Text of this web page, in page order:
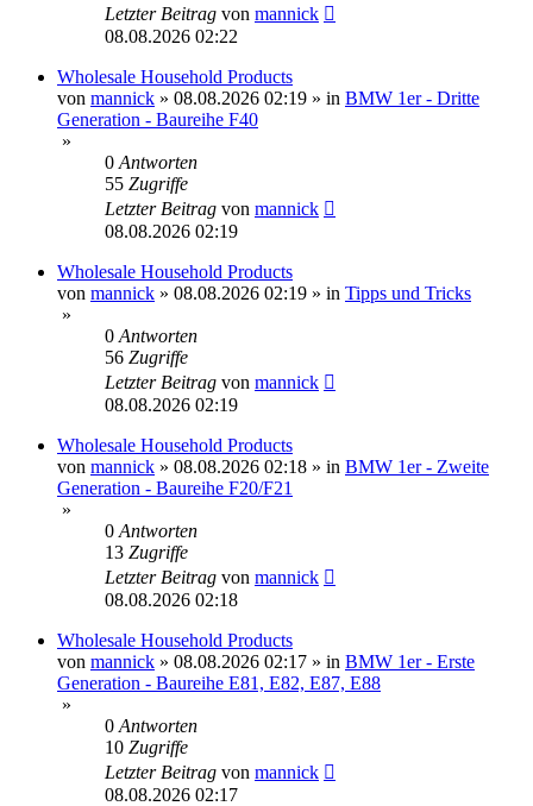
Letzter Beitrag von mannick
08.08.2026 02:22
Wholesale Household Products
von mannick » 08.08.2026 02:19 » in BMW 1er - Dritte
Generation - Baureihe F40
»
0 Antworten
55 Zugriffe
Letzter Beitrag von mannick
08.08.2026 02:19
Wholesale Household Products
von mannick » 08.08.2026 02:19 » in Tipps und Tricks
»
0 Antworten
56 Zugriffe
Letzter Beitrag von mannick
08.08.2026 02:19
Wholesale Household Products
von mannick » 08.08.2026 02:18 » in BMW 1er - Zweite
Generation - Baureihe F20/F21
»
0 Antworten
13 Zugriffe
Letzter Beitrag von mannick
08.08.2026 02:18
Wholesale Household Products
von mannick » 08.08.2026 02:17 » in BMW 1er - Erste
Generation - Baureihe E81, E82, E87, E88
»
0 Antworten
10 Zugriffe
Letzter Beitrag von mannick
08.08.2026 02:17